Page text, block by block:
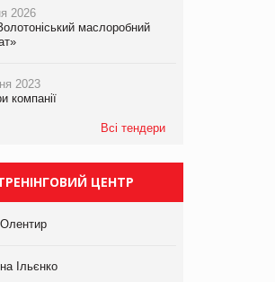
2026
маслоробний
2023
компанії
Всі тендери
ЦЕНТР
Ільєнко